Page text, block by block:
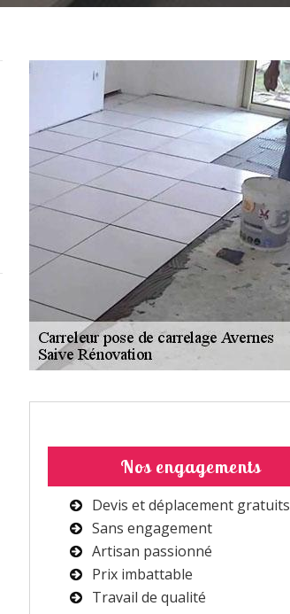
Nos engagements
Devis et déplacement gratuits
Sans engagement
Artisan passionné
Prix imbattable
Travail de qualité